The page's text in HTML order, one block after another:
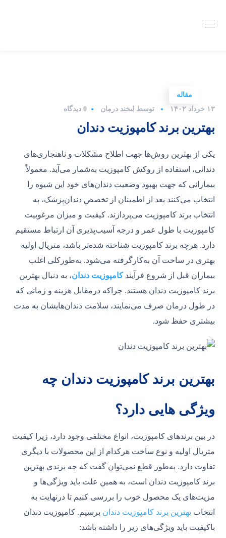
مقاله
۱۳ خرداد ۱۴۰۲
توسطلبخند درمان 0 دیدگاه
بهترین برند کامپوزیت دندان
یکی از بهترین روش‌ها جهت اطلاح مشکلات و ناهنجاری‌های
دندانی، استفاده از روکش کامپوزیت به‌شمار می‌آید. معمولاً
بیمارانی که جهت بهبود وضعیت دندان‌های خود این شیوه را
انتخاب می‌کنند بعد از اطمینان از تخصص دندان‌پزشک، به
انتخاب برند کامپوزیت می‌پردازند. کیفیت و میزان مرغوبیت
کامپوزیت با طول عمر و درجه آسیب‌پذیری آن ارتباط مستقیم
دارد. هرچه برند کامپوزیت شناخته شده‌تر باشد، متریال اولیه
بهتری در ساخت آن به‌کارگرفته می‌شود. به‌طورکلی اغلب
بیماران قبل از شروع فرآیندکامپوزیت دندان، به دنبال بهترین
برند کامپوزیت دندان هستند. چراکه درمقابل هزینه و زمانی که
در طول درمان صرف می‌نمایند، سلامت‌ دندان‌هایشان به مدت
بیشتری حفظ شود.
بهترین برند کامپوزیت دندان چه
ویژگی هایی دارد؟
در بین برندهای کامپوزیت، انواع مختلفی وجود دارد، زیرا کیفیت
متریال اولیه و نوع ساخت هرکدام از این محصولات با دیگری
تفاوت دارد. به‌طور قطع نمی‌توان گفت که چه برندی بهترین
برند کامپوزیت دندان است، به همین علت باید ویژگی‌ها و
مزیت‌های یک محصول خوب را بررسی کنیم تا درنهایت به
انتخاب بهترین برند کامپوزیت دندان برسیم. کامپوزیت دندان
باکیفیت باید ویژگی‌های زیر را داشته باشد: